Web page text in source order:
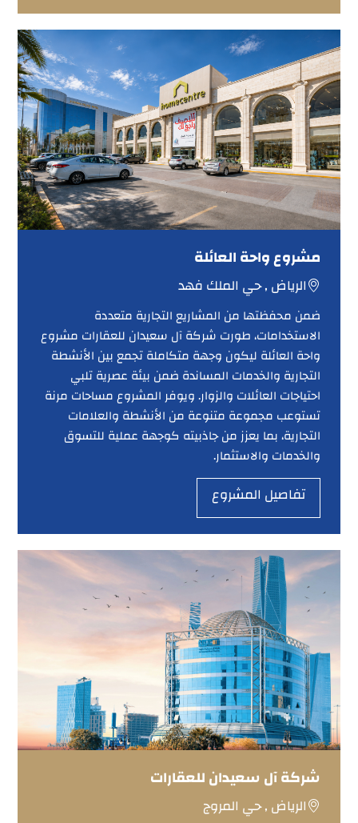
مشروع واحة العائلة
الرياض , حي الملك فهد
ضمن محفظتها من المشاريع التجارية متعددة
الاستخدامات، طورت شركة آل سعيدان للعقارات مشروع
واحة العائلة ليكون وجهة متكاملة تجمع بين الأنشطة
التجارية والخدمات المساندة ضمن بيئة عصرية تلبي
احتياجات العائلات والزوار. ويوفر المشروع مساحات مرنة
تستوعب مجموعة متنوعة من الأنشطة والعلامات
التجارية، بما يعزز من جاذبيته كوجهة عملية للتسوق
والخدمات والاستثمار.
تفاصيل المشروع
شركة آل سعيدان للعقارات
الرياض , حي المروج